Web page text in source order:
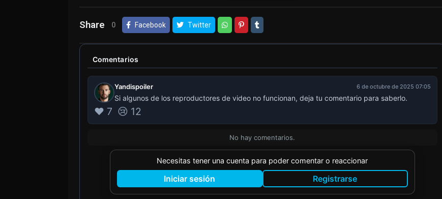
Share 0 Facebook Twitter
Comentarios
Yandispoiler 6 de octubre de 2025 07:05
Si algunos de los reproductores de video no funcionan, deja tu comentario para saberlo.
❤️ 7 😢 12
No hay comentarios.
Necesitas tener una cuenta para poder comentar o reaccionar
Iniciar sesión Registrarse